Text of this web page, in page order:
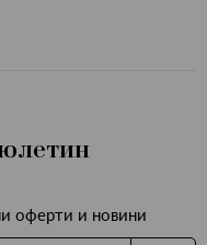
оферти и новини